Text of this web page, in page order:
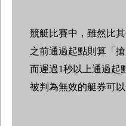
競艇比賽中，雖然比
之前通過起點則算「搶
而遲過1秒以上通過起
被判為無效的艇券可